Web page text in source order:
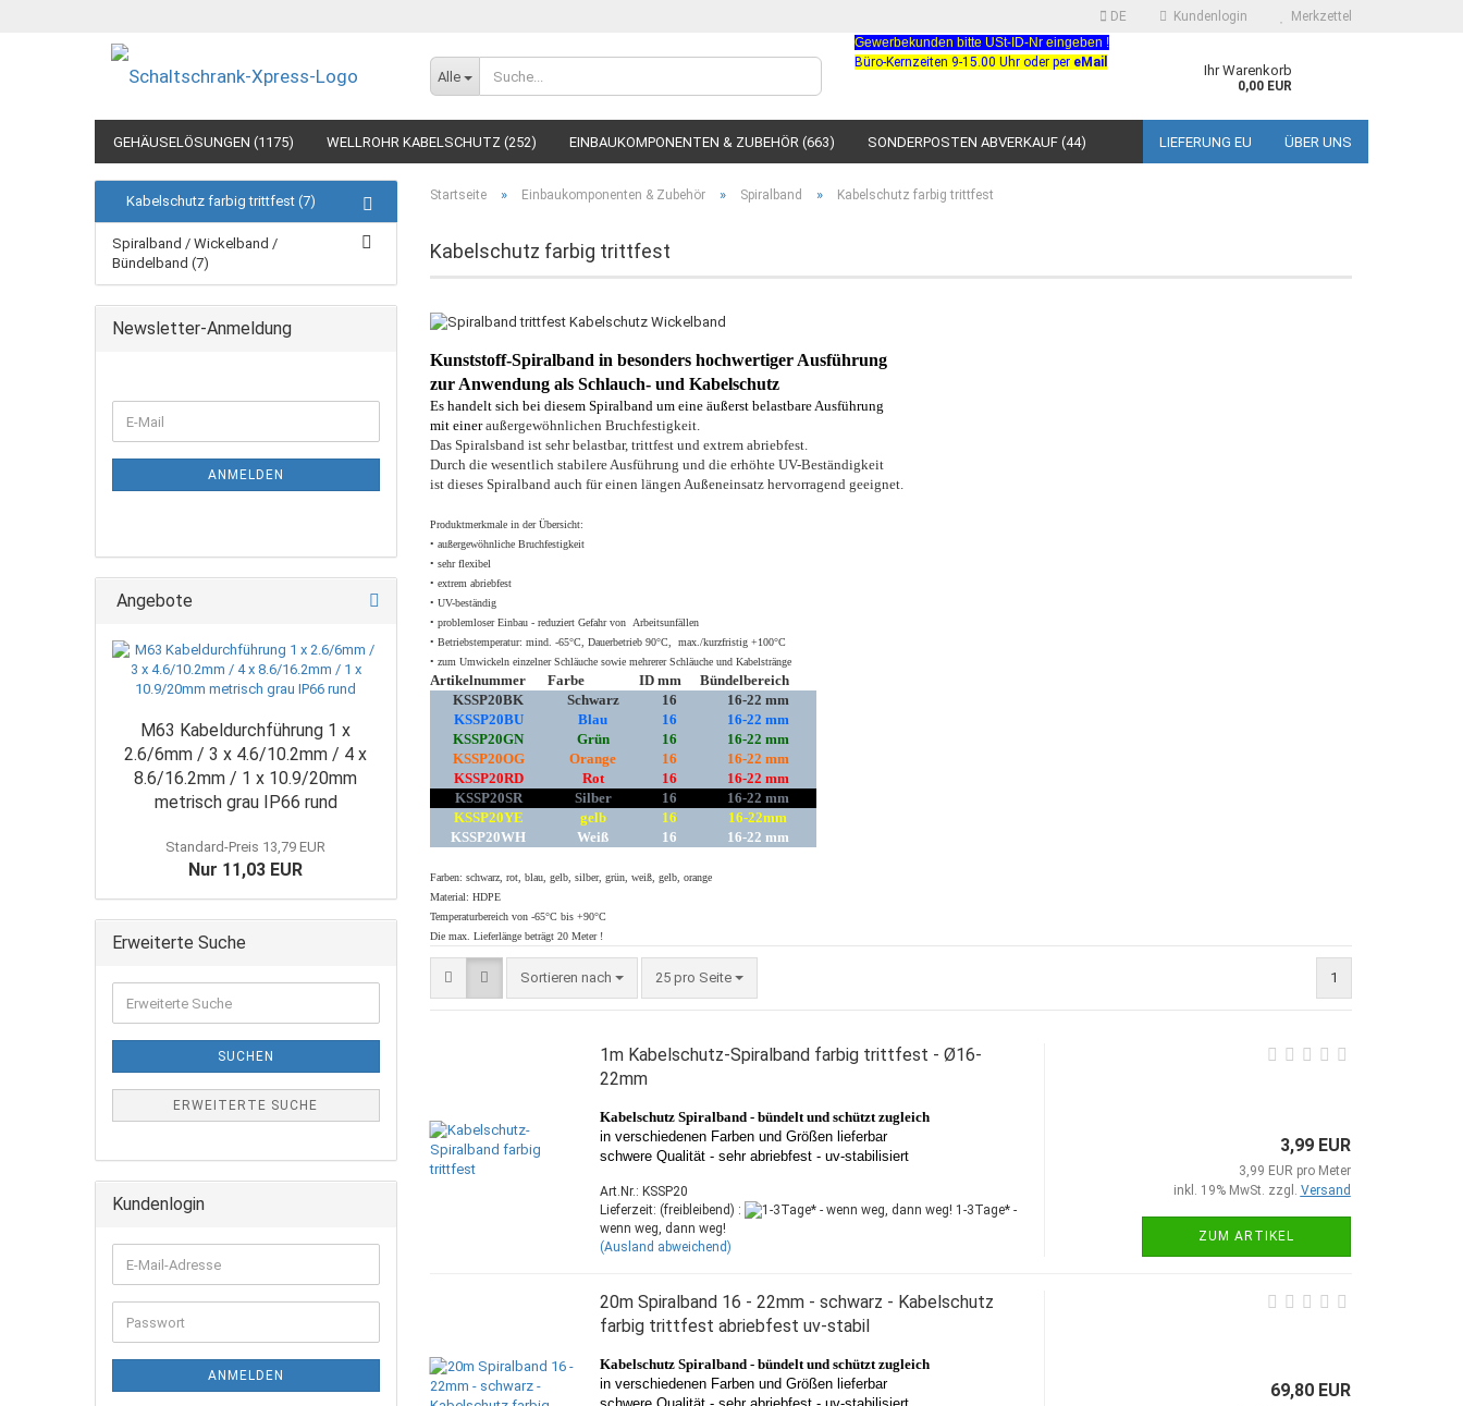
DE
Sprache auswählen
Lieferland
Kundenlogin Merkzettel
Alle
Gewerbekunden bitte USt-ID-Nr eingeben !
Büro-Kernzeiten 9-15.00 Uhr oder pereMail Ihr Warenkorb
0,00 EUR
GEHÄUSELÖSUNGEN (1175) WELLROHR KABELSCHUTZ (252) EINBAUKOMPONENTEN & ZUBEHÖR (663) SONDERPOSTEN ABVERKAUF (44) LIEFERUNG EU ÜBER UNS
Startseite » Einbaukomponenten & Zubehör » Spiralband » Kabelschutz farbig trittfest
Kabelschutz farbig trittfest
Kunststoff-Spiralband in besonders hochwertiger Ausführung
zur Anwendung als Schlauch- und Kabelschutz
Es handelt sich bei diesem Spiralband um eine äußerst belastbare Ausführung
mit eineraußergewöhnlichen Bruchfestigkeit.
Das Spiralsband ist sehr belastbar, trittfest und extrem abriebfest.
Durch die wesentlich stabilere Ausführung und die erhöhte UV-Beständigkeit
ist dieses Spiralband auch für einen längen Außeneinsatz hervorragend geeignet.
Produktmerkmale in der Übersicht:
• außergewöhnliche Bruchfestigkeit
• sehr flexibel
• extrem abriebfest
• UV-beständig
• problemloser Einbau - reduziert Gefahr von Arbeitsunfällen
• Betriebstemperatur: mind. -65°C, Dauerbetrieb 90°C, max./kurzfristig +100°C
• zum Umwickeln einzelner Schläuche sowie mehrerer Schläuche und Kabelstränge
Artikelnummer Farbe ID mm
Bündelbereich
KSSP20BK
Schwarz 16
16-22 mm
KSSP20BU
Blau 16
16-22 mm
KSSP20GN
Grün 16
16-22 mm
KSSP20OG
Orange 16
16-22 mm
KSSP20RD
Rot 16
16-22 mm
KSSP20SR
Silber 16
16-22 mm
KSSP20YE
gelb 16
16-22mm
KSSP20WH
Weiß 16 16-22 mm
Farben: schwarz, rot, blau, gelb, silber, grün, weiß, gelb, orange
Material: HDPE
Temperaturbereich von -65°C bis +90°C
Die max. Lieferlänge beträgt 20 Meter !
Sortieren nach 25 pro Seite 1
1m Kabelschutz-Spiralband farbig trittfest - Ø16-
22mm
Kabelschutz Spiralband - bündelt und schützt zugleich
in verschiedenen Farben und Größen lieferbar
schwere Qualität - sehr abriebfest - uv-stabilisiert
Art.Nr.: KSSP20
Lieferzeit: (freibleibend) :
1-3Tage* -
wenn weg, dann weg!
(Ausland abweichend)
3,99 EUR
3,99 EUR pro Meter
inkl. 19% MwSt. zzgl. Versand
ZUM ARTIKEL
20m Spiralband 16 - 22mm - schwarz - Kabelschutz
farbig trittfest abriebfest uv-stabil
Kabelschutz Spiralband - bündelt und schützt zugleich
in verschiedenen Farben und Größen lieferbar
69,80 EUR
Kabelschutz farbig trittfest (7)
Spiralband / Wickelband /
Bündelband (7)
Newsletter-Anmeldung
ANMELDEN
Angebote
M63 Kabeldurchführung 1 x
2.6/6mm / 3 x 4.6/10.2mm / 4 x
8.6/16.2mm / 1 x 10.9/20mm
metrisch grau IP66 rund
Standard-Preis 13,79 EUR
Nur 11,03 EUR
Erweiterte Suche
SUCHEN
ERWEITERTE SUCHE
Kundenlogin
ANMELDEN